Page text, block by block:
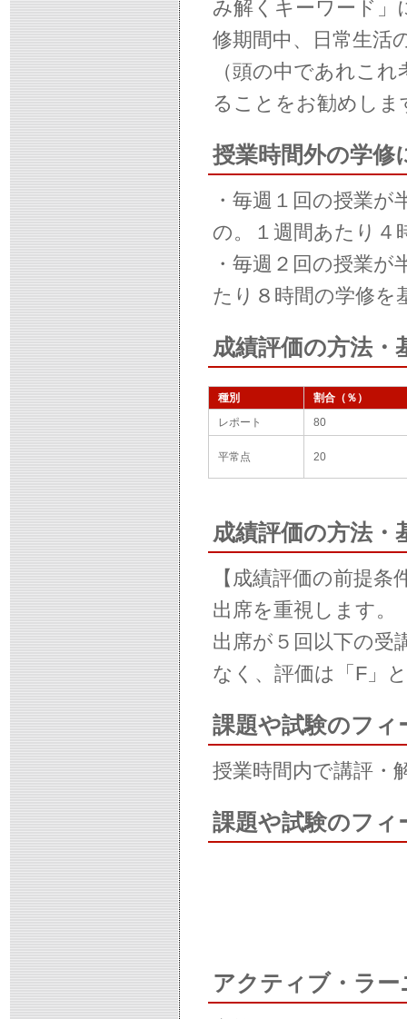
み解くキーワード」
修期間中、日常生活
（頭の中であれこ
ることをお勧めしま
授業時間外の学修
・毎週１回の授業
の。１週間あたり４
・毎週２回の授業
たり８時間の学修を
成績評価の方法・
種別
割合（％）
レポート
80
平常点 20
成績評価の方法・
【成績評価の前提条
出席を重視します。
出席が５回以下の受
なく、評価は「F」
課題や試験のフィ
授業時間内で講評・
課題や試験のフィ
アクティブ・ラ